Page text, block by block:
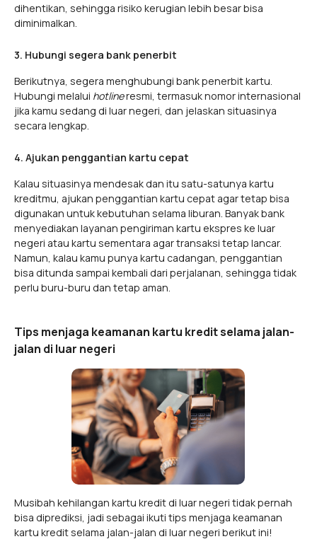
dihentikan, sehingga risiko kerugian lebih besar bisa
diminimalkan.
3. Hubungi segera bank penerbit
Berikutnya, segera menghubungi bank penerbit kartu.
Hubungi melalui hotlineresmi, termasuk nomor internasional
jika kamu sedang di luar negeri, dan jelaskan situasinya
secara lengkap.
4. Ajukan penggantian kartu cepat
Kalau situasinya mendesak dan itu satu-satunya kartu
kreditmu, ajukan penggantian kartu cepat agar tetap bisa
digunakan untuk kebutuhan selama liburan. Banyak bank
menyediakan layanan pengiriman kartu ekspres ke luar
negeri atau kartu sementara agar transaksi tetap lancar.
Namun, kalau kamu punya kartu cadangan, penggantian
bisa ditunda sampai kembali dari perjalanan, sehingga tidak
perlu buru-buru dan tetap aman.
Tips menjaga keamanan kartu kredit selama jalan-
jalan di luar negeri
Musibah kehilangan kartu kredit di luar negeri tidak pernah
bisa diprediksi, jadi sebagai ikuti tips menjaga keamanan
kartu kredit selama jalan-jalan di luar negeri berikut ini!